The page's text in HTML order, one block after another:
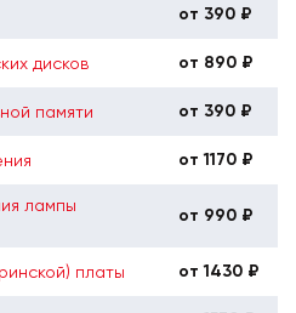
от 390 ₽
дисков от 890 ₽
памяти от 390 ₽
от 1170 ₽
лампы
от 990 ₽
платы от 1430 ₽